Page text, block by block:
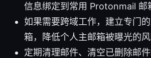
信息绑定到常用 Protonmail 邮
如果需要跨域工作，建立专门
箱，降低个人主邮箱被曝光的风
定期清理邮件、清空已删除邮